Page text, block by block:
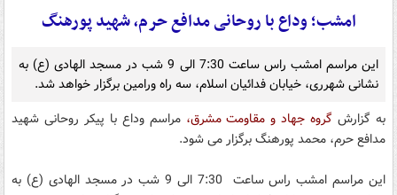
امشب؛ وداع با روحانی مدافع حرم، شهید پورهنگ
این مراسم امشب راس ساعت 7:30 الی 9 شب در مسجد الهادی (ع) به
نشانی شهرری، خیابان فدائیان اسلام، سه راه ورامین برگزار خواهد شد.
به گزارش گروه جهاد و مقاومت مشرق، مراسم وداع با پیکر روحانی شهید
مدافع حرم، محمد پورهنگ برگزار می شود.
این مراسم امشب راس ساعت 7:30 الی 9 شب در مسجد الهادی (ع) به